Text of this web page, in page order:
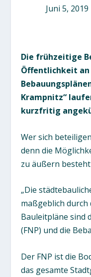
Juni 5, 2019
Die frühzeitige
Öffentlichkeit an
Krampnitz“
kurzfritig
Wer sich
denn die
zu äußern
„Die
maßgeblich
Bauleitpläne sind
(FNP) und die
Der FNP ist die
das gesamte